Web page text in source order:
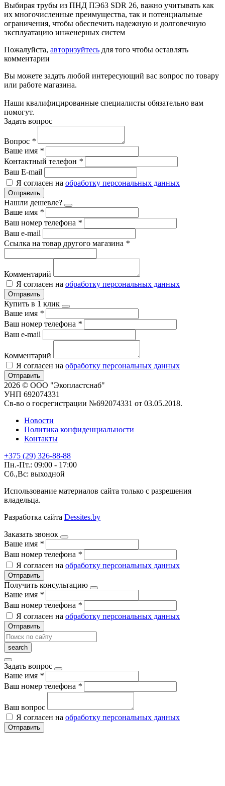
Выбирая трубы из ПНД ПЭ63 SDR 26, важно учитывать как
их многочисленные преимущества, так и потенциальные
ограничения, чтобы обеспечить надежную и долговечную
эксплуатацию инженерных систем
Пожалуйста, авторизуйтесь для того чтобы оставлять
комментарии
Вы можете задать любой интересующий вас вопрос по товару
или работе магазина.
Наши квалифицированные специалисты обязательно вам
помогут.
Задать вопрос
Вопрос *
Ваше имя *
Контактный телефон *
Ваш E-mail
Я согласен на обработку персональных данных
Отправить
Нашли дешевле?
Ваше имя *
Ваш номер телефона *
Ваш e-mail
Ссылка на товар другого магазина *
Комментарий
Я согласен на обработку персональных данных
Отправить
Купить в 1 клик
Ваше имя *
Ваш номер телефона *
Ваш e-mail
Комментарий
Я согласен на обработку персональных данных
Отправить
2026 © ООО "Экопластснаб"
УНП 692074331
Св-во о госрегистрации №692074331 от 03.05.2018.
Новости
Политика конфиденциальности
Контакты
+375 (29) 326-88-88
Пн.-Пт.: 09:00 - 17:00
Сб.,Вс: выходной
Использование материалов сайта только с разрешения
владельца.
Разработка сайта Dessites.by
Заказать звонок
Ваше имя *
Ваш номер телефона *
Я согласен на обработку персональных данных
Отправить
Получить консультацию
Ваше имя *
Ваш номер телефона *
Я согласен на обработку персональных данных
Отправить
Задать вопрос
Ваше имя *
Ваш номер телефона *
Ваш вопрос
Я согласен на обработку персональных данных
Отправить